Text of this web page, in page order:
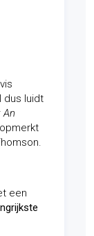
dus luidt
An
een